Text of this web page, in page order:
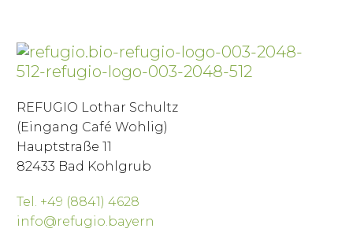
REFUGIO Lothar Schultz
(Eingang Café Wohlig)
Hauptstraße 11
82433 Bad Kohlgrub
Tel. +49 (8841) 4628
info@refugio.bayern